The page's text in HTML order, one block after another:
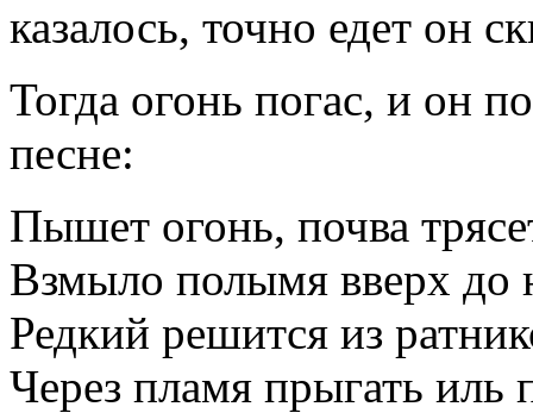
казалось, точно едет он
Тогда огонь погас, и он
песне:
Пышет огонь, почва
Взмыло полымя вверх до
Редкий решится из
Через пламя прыгать иль